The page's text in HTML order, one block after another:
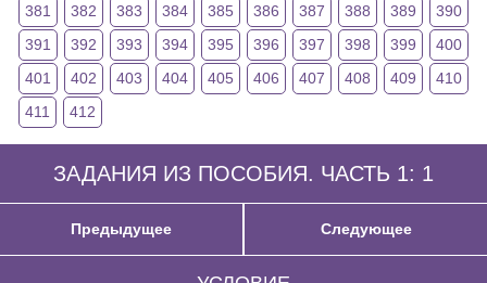
381
382 383 384 385 386 387 388 389
390
391
392 393 394 395 396 397 398 399
400
401
402 403 404 405 406 407 408 409
410
411
412
ЗАДАНИЯ ИЗ ПОСОБИЯ. ЧАСТЬ 1: 1
Предыдущее Следующее